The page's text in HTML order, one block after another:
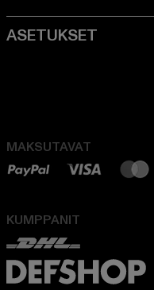
MAKSUTAVAT
KUMPPANIT